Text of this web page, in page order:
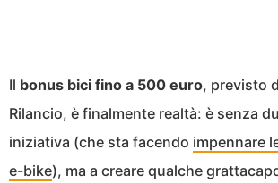
Il bonus bici fino a 500 euro, previsto
Rilancio, è finalmente realtà: è senza
iniziativa (che sta facendo impennare
e-bike), ma a creare qualche